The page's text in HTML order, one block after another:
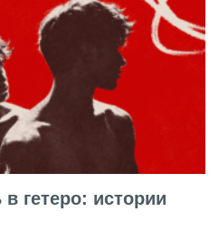
гетеро: истории